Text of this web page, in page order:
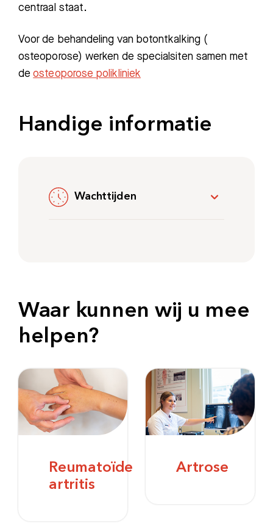
centraal staat.
Voor de behandeling van botontkalking (
osteoporose) werken de specialsiten samen met
deosteoporose polikliniek
Handige informatie
Wachttijden
Waar kunnen wij u mee
helpen?
Reumatoïde
artritis
Artrose